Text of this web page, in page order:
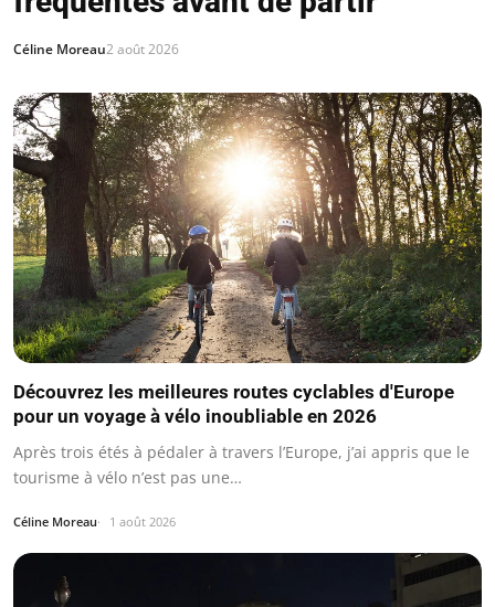
Céline Moreau2 août 2026
Découvrez les meilleures routes cyclables d'Europe
pour un voyage à vélo inoubliable en 2026
Après trois étés à pédaler à travers l’Europe, j’ai appris que le
tourisme à vélo n’est pas une…
Céline Moreau 1 août 2026